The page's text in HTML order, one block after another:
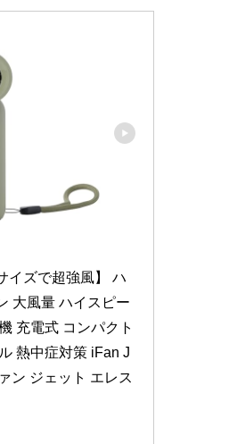
イズで超強風】 ハ
大風量 ハイスピー
充電式 コンパクト
熱中症対策 iFan J
ン ジェット エレス